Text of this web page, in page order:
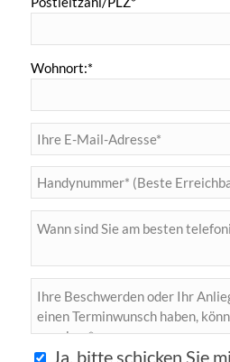
Wohnort:*
Ja, bitte schicken Sie